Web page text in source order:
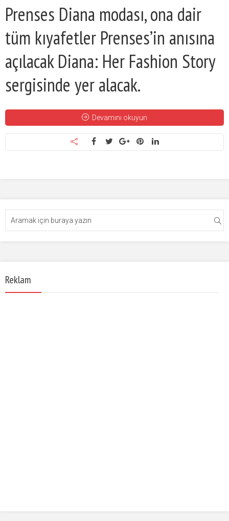
Prenses Diana modası, ona dair
tüm kıyafetler Prenses’in anısına
açılacak Diana: Her Fashion Story
sergisinde yer alacak.
Devamını okuyun
Reklam